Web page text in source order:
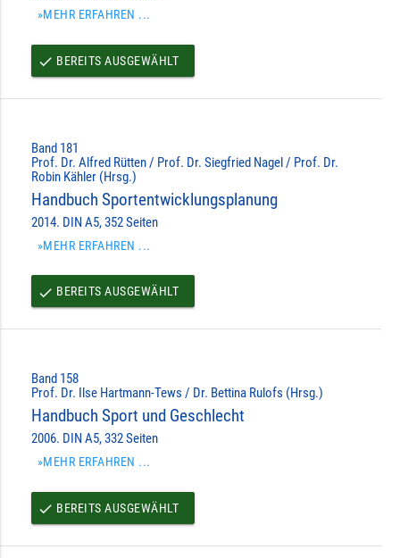
»MEHR ERFAHREN ...
done BEREITS AUSGEWÄHLT
Band 181
Prof. Dr. Alfred Rütten / Prof. Dr. Siegfried Nagel / Prof. Dr.
Robin Kähler (Hrsg.)
Handbuch Sportentwicklungsplanung
2014. DIN A5, 352 Seiten
»MEHR ERFAHREN ...
done BEREITS AUSGEWÄHLT
Band 158
Prof. Dr. Ilse Hartmann-Tews / Dr. Bettina Rulofs (Hrsg.)
Handbuch Sport und Geschlecht
2006. DIN A5, 332 Seiten
»MEHR ERFAHREN ...
done BEREITS AUSGEWÄHLT